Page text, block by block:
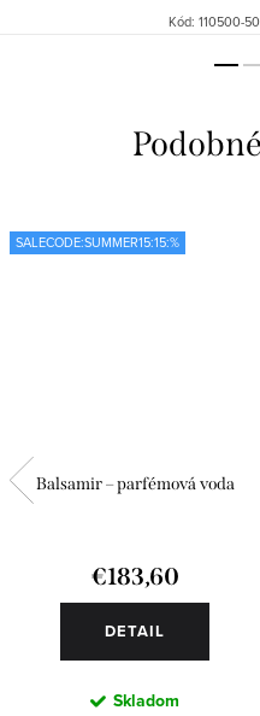
Kód: 110500-50
SALECODE:SUMMER15:15:%
Balsamir – parfémová voda
€183,60
DETAIL
Skladom